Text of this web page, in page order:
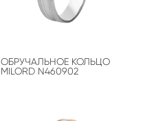
ОБРУЧАЛЬНОЕ КОЛЬЦО
MILORD N460902